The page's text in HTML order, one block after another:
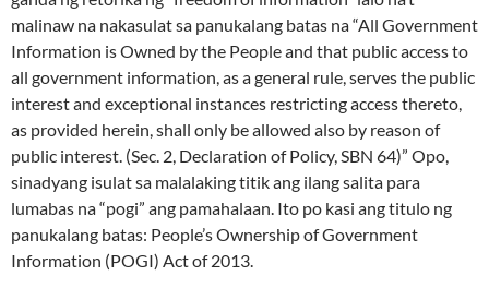
malinaw na nakasulat sa panukalang batas na “All Government
Information is Owned by the People and that public access to
all government information, as a general rule, serves the public
interest and exceptional instances restricting access thereto,
as provided herein, shall only be allowed also by reason of
public interest. (Sec. 2, Declaration of Policy, SBN 64)” Opo,
sinadyang isulat sa malalaking titik ang ilang salita para
lumabas na “pogi” ang pamahalaan. Ito po kasi ang titulo ng
panukalang batas: People’s Ownership of Government
Information (POGI) Act of 2013.